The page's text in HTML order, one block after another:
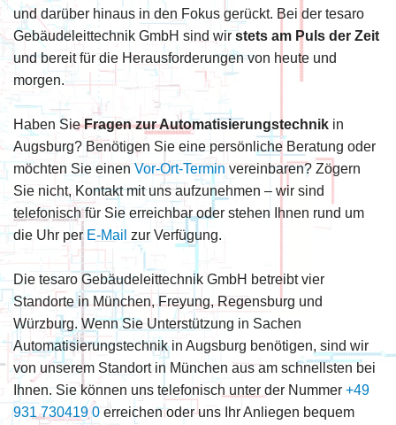
und darüber hinaus in den Fokus gerückt. Bei der tesaro
Gebäudeleittechnik GmbH sind wirstets am Puls der Zeit
und bereit für die Herausforderungen von heute und
morgen.
Haben SieFragen zur Automatisierungstechnik in
Augsburg? Benötigen Sie eine persönliche Beratung oder
möchten Sie einen Vor-Ort-Termin vereinbaren? Zögern
Sie nicht, Kontakt mit uns aufzunehmen – wir sind
telefonisch für Sie erreichbar oder stehen Ihnen rund um
die Uhr per E-Mail zur Verfügung.
Die tesaro Gebäudeleittechnik GmbH betreibt vier
Standorte in München, Freyung, Regensburg und
Würzburg. Wenn Sie Unterstützung in Sachen
Automatisierungstechnik in Augsburg benötigen, sind wir
von unserem Standort in München aus am schnellsten bei
Ihnen. Sie können uns telefonisch unter der Nummer +49
931 730419 0 erreichen oder uns Ihr Anliegen bequem